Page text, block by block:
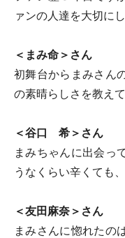
ァンの人達を大切に
＜まみ命＞さん
初舞台からまみさん
の素晴らしさを教え
＜谷口 希＞さん
まみちゃんに出会っ
うなくらい辛くても
＜友田麻奈＞さん
まみさんに惚れたの